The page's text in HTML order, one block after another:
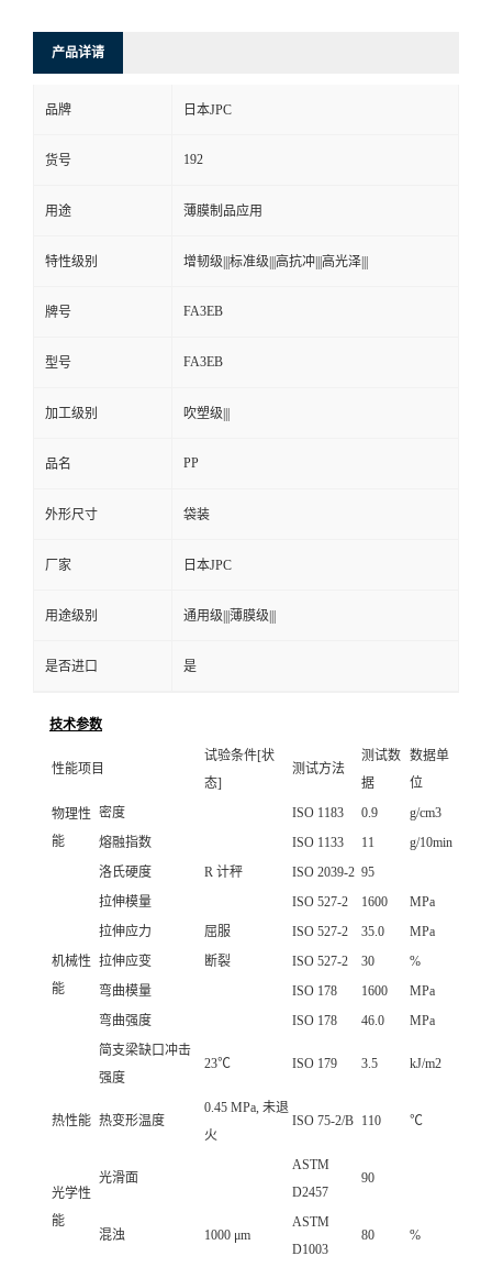
产品详请
品牌 日本JPC
货号 192
用途 薄膜制品应用
特性级别 增韧级|||标准级|||高抗冲|||高光泽|||
牌号 FA3EB
型号 FA3EB
加工级别 吹塑级|||
品名 PP
外形尺寸 袋装
厂家 日本JPC
用途级别 通用级|||薄膜级|||
是否进口 是
技术参数
性能项目
试验条件[状
态]
测试方法
测试数
据
数据单
位
物理性
能
密度 ISO 1183 0.9
g/cm3
熔融指数
ISO 1133 11 g/10min
机械性
能
洛氏硬度 R 计秤 ISO 2039-2 95
拉伸模量
ISO 527-2 1600
MPa
拉伸应力
屈服 ISO 527-2 35.0
MPa
拉伸应变
断裂 ISO 527-2 30
%
弯曲模量
ISO 178 1600
MPa
弯曲强度
ISO 178 46.0
MPa
简支梁缺口冲击
强度
23℃ ISO 179 3.5 kJ/m2
热性能 热变形温度
0.45 MPa, 未退
火
ISO 75-2/B 110 ℃
光学性
能
光滑面
ASTM
D2457
90
混浊 1000 μm
ASTM
D1003
80 %